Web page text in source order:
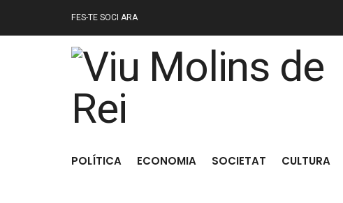
FES-TE SOCI ARA
POLÍTICA ECONOMIA SOCIETAT CULTURA